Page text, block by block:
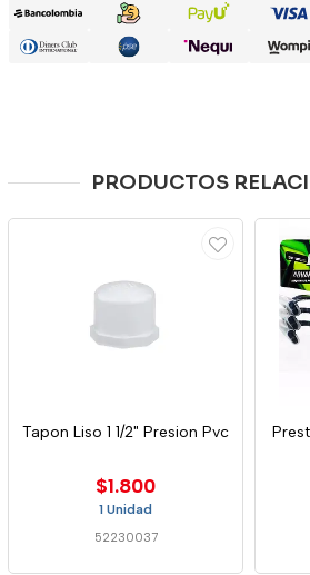
PRODUCTOS
Tapon Liso 1 1/2" Presion Pvc
$1.800
1 Unidad
52230037